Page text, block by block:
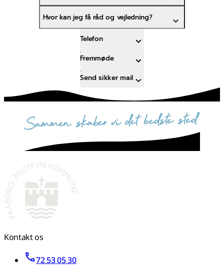
Hvor kan jeg få råd og vejledning?
Telefon
Fremmøde
Send sikker mail
sammen skaber vi det bedste sted
Kontakt os
72 53 05 30